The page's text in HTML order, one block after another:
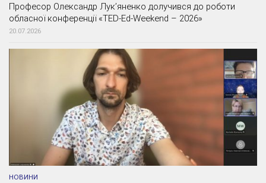
Професор Олександр Лук’яненко долучився до роботи
обласної конференції «TED-Ed-Weekend – 2026»
20.07.2026
НОВИНИ